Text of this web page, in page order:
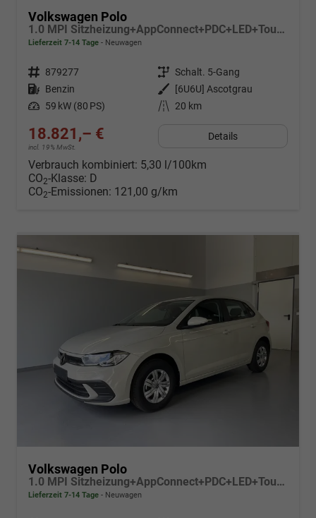
Volkswagen Polo
1.0 MPI Sitzheizung+AppConnect+PDC+LED+Touch+Lichtsensor+MultiLenkrad
Lieferzeit 7-14 Tage Neuwagen
Fahrzeugnr. 879277 Getriebe Schalt. 5-Gang
Kraftstoff Benzin Außenfarbe
[6U6U] Ascotgrau
Leistung 59 kW (80 PS) Kilometerstand 20 km
18.821,– €
incl. 19% MwSt.
Details
Verbrauch kombiniert: 5,30 l/100km
CO2-Klasse: D
CO2-Emissionen: 121,00 g/km
Volkswagen Polo
1.0 MPI Sitzheizung+AppConnect+PDC+LED+Touch+Lichtsensor+MultiLenkrad
Lieferzeit 7-14 Tage Neuwagen